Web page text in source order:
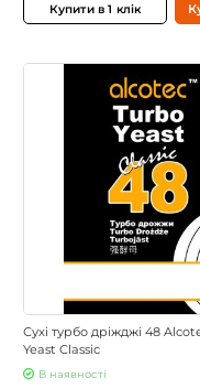
Купити в 1 клік
Сухі турбо дріжджі 48
Yeast Classic
В наявності